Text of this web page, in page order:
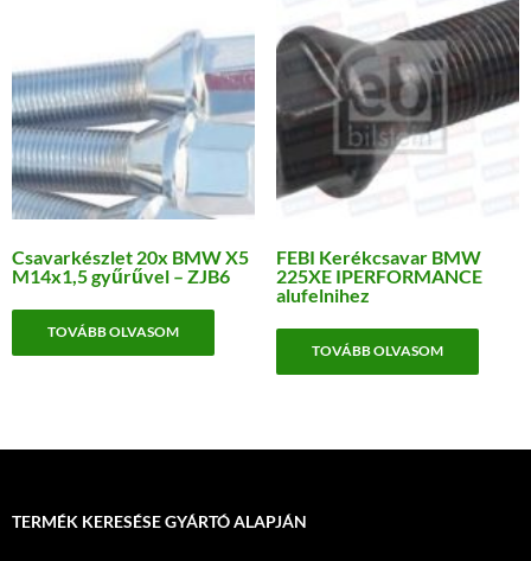
Csavarkészlet 20x BMW X5
M14x1,5 gyűrűvel – ZJB6
TOVÁBB OLVASOM
FEBI Kerékcsavar BMW
225XE IPERFORMANCE
alufelnihez
TOVÁBB OLVASOM
TERMÉK KERESÉSE GYÁRTÓ ALAPJÁN